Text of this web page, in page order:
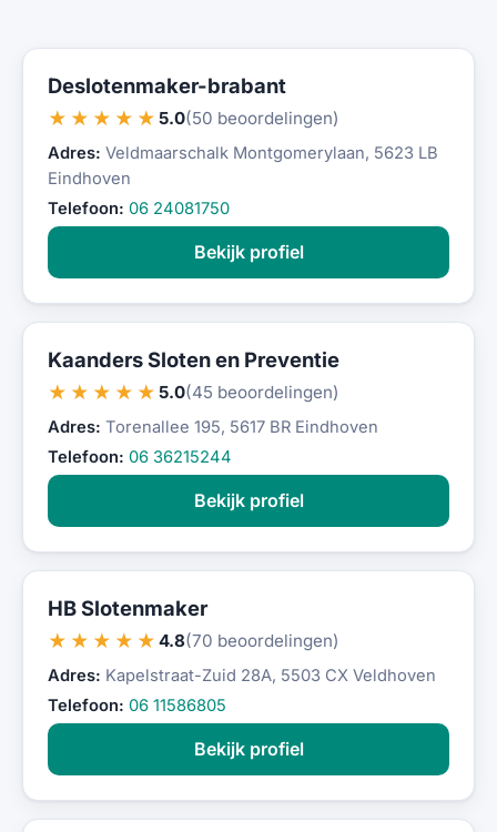
Deslotenmaker-brabant
★★★★★ 5.0(50 beoordelingen)
Adres: Veldmaarschalk Montgomerylaan, 5623 LB
Eindhoven
Telefoon: 06 24081750
Bekijk profiel
Kaanders Sloten en Preventie
★★★★★ 5.0(45 beoordelingen)
Adres: Torenallee 195, 5617 BR Eindhoven
Telefoon: 06 36215244
Bekijk profiel
HB Slotenmaker
★★★★★ 4.8(70 beoordelingen)
Adres: Kapelstraat-Zuid 28A, 5503 CX Veldhoven
Telefoon: 06 11586805
Bekijk profiel